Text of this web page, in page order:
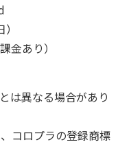
金あり）
は異なる場合があり
コロプラの登録商標